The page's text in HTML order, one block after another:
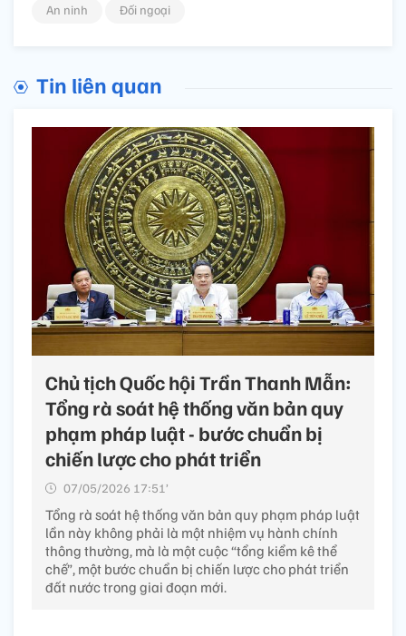
An ninh
Đối ngoại
Tin liên quan
Chủ tịch Quốc hội Trần Thanh Mẫn:
Tổng rà soát hệ thống văn bản quy
phạm pháp luật - bước chuẩn bị
chiến lược cho phát triển
07/05/2026 17:51’
Tổng rà soát hệ thống văn bản quy phạm pháp luật
lần này không phải là một nhiệm vụ hành chính
thông thường, mà là một cuộc “tổng kiểm kê thể
chế”, một bước chuẩn bị chiến lược cho phát triển
đất nước trong giai đoạn mới.